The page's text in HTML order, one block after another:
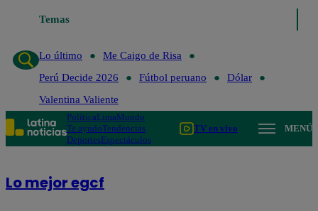
Temas
Me Caigo de Risa
Lo último
Me Caigo de Risa
Perú Decide 2026
Fútbol peruano
Dólar
Valentina Valiente
PolíticaLimaMundo
Te ayudoTendencias
DeportesEspectáculos
TV en vivo MENÚ
Lo mejor egcf